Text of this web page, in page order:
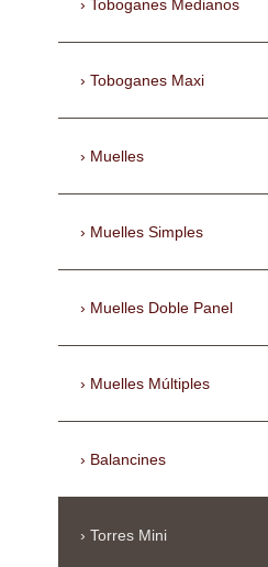
Toboganes Medianos
Toboganes Maxi
Muelles
Muelles Simples
Muelles Doble Panel
Muelles Múltiples
Balancines
Torres Mini